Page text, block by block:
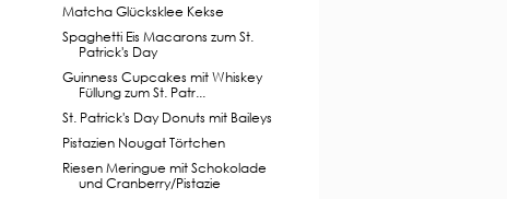
Matcha Glücksklee Kekse
Spaghetti Eis Macarons zum St.
Patrick's Day
Guinness Cupcakes mit Whiskey
Füllung zum St. Patr...
St. Patrick's Day Donuts mit Baileys
Pistazien Nougat Törtchen
Riesen Meringue mit Schokolade
und Cranberry/Pistazie